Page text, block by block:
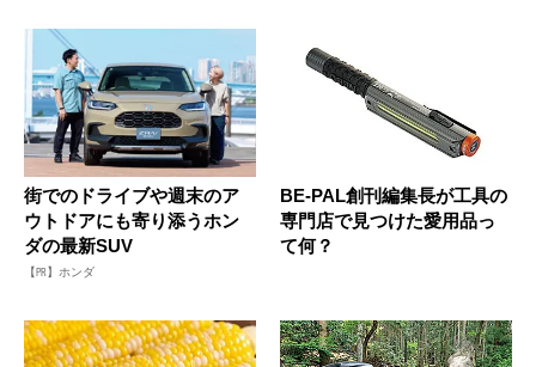
街でのドライブや週末のア
ウトドアにも寄り添うホン
ダの最新SUV
【PR】ホンダ
BE-PAL創刊編集長が工具の
専門店で見つけた愛用品っ
て何？